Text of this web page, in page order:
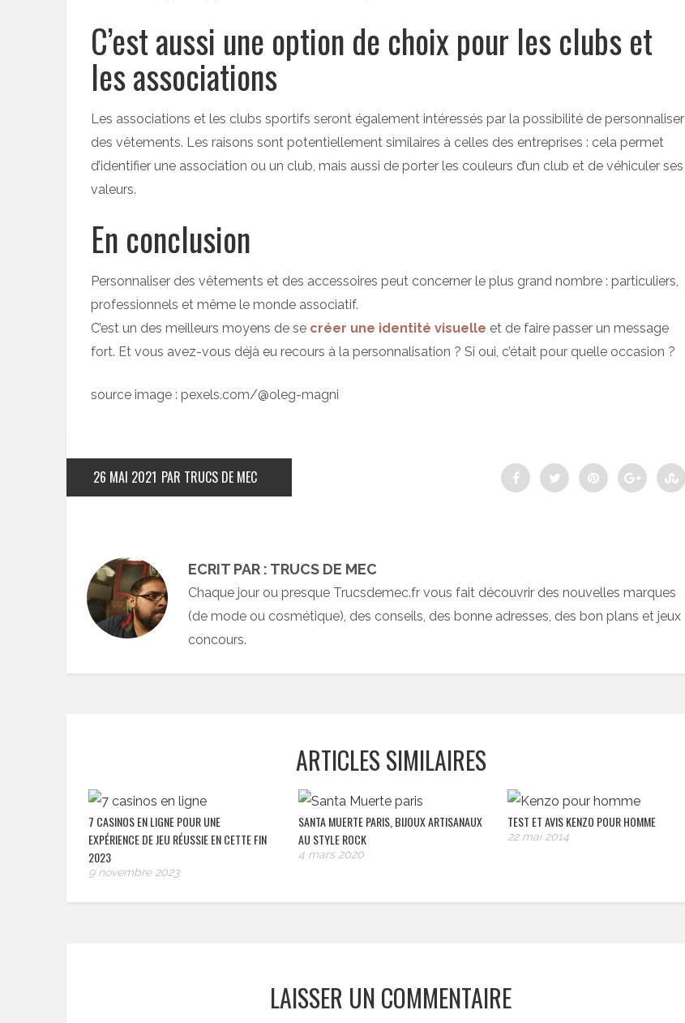
C’est aussi une option de choix pour les clubs et
les associations
Les associations et les clubs sportifs seront également intéressés par la possibilité de personnaliser
des vêtements. Les raisons sont potentiellement similaires à celles des entreprises : cela permet
d’identifier une association ou un club, mais aussi de porter les couleurs d’un club et de véhiculer ses
valeurs.
En conclusion
Personnaliser des vêtements et des accessoires peut concerner le plus grand nombre : particuliers,
professionnels et même le monde associatif.
C’est un des meilleurs moyens de se créer une identité visuelle et de faire passer un message
fort. Et vous avez-vous déjà eu recours à la personnalisation ? Si oui, c’était pour quelle occasion ?
source image : pexels.com/@oleg-magni
26 MAI 2021 PAR TRUCS DE MEC
ECRIT PAR : TRUCS DE MEC
Chaque jour ou presque Trucsdemec.fr vous fait découvrir des nouvelles marques
(de mode ou cosmétique), des conseils, des bonne adresses, des bon plans et jeux
concours.
ARTICLES SIMILAIRES
7 CASINOS EN LIGNE POUR UNE
EXPÉRIENCE DE JEU RÉUSSIE EN CETTE FIN
2023
9 novembre 2023
SANTA MUERTE PARIS, BIJOUX ARTISANAUX
AU STYLE ROCK
4 mars 2020
TEST ET AVIS KENZO POUR HOMME
22 mai 2014
LAISSER UN COMMENTAIRE